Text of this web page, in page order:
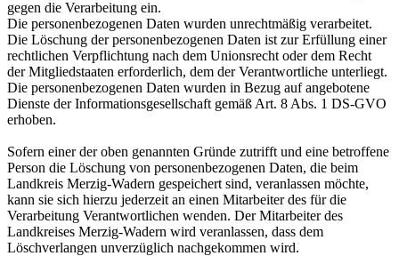
gegen die Verarbeitung ein.
Die personenbezogenen Daten wurden unrechtmäßig verarbeitet.
Die Löschung der personenbezogenen Daten ist zur Erfüllung einer
rechtlichen Verpflichtung nach dem Unionsrecht oder dem Recht
der Mitgliedstaaten erforderlich, dem der Verantwortliche unterliegt.
Die personenbezogenen Daten wurden in Bezug auf angebotene
Dienste der Informationsgesellschaft gemäß Art. 8 Abs. 1 DS-GVO
erhoben.
Sofern einer der oben genannten Gründe zutrifft und eine betroffene
Person die Löschung von personenbezogenen Daten, die beim
Landkreis Merzig-Wadern gespeichert sind, veranlassen möchte,
kann sie sich hierzu jederzeit an einen Mitarbeiter des für die
Verarbeitung Verantwortlichen wenden. Der Mitarbeiter des
Landkreises Merzig-Wadern wird veranlassen, dass dem
Löschverlangen unverzüglich nachgekommen wird.